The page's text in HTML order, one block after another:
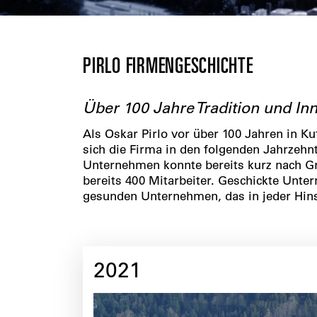
PIRLO FIRMENGESCHICHTE
Über 100 Jahre Tradition und
Als Oskar Pirlo vor über 100 Jahren in
sich die Firma in den folgenden
Unternehmen konnte bereits kurz nach
bereits 400 Mitarbeiter. Geschickte
gesunden Unternehmen, das in jeder
2021